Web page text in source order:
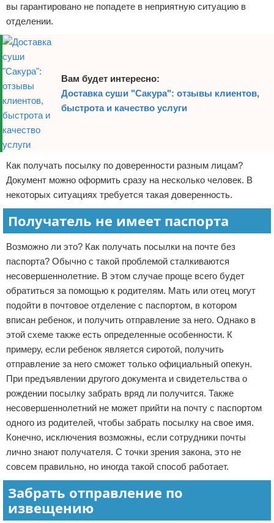
вы гарантировано не попадете в неприятную ситуацию в
отделении.
Вам будет интересно:
Доставка суши "Сакура": отзывы клиентов,
быстрота и качество услуги
Как получать посылку по доверенности разным лицам?
Документ можно оформить сразу на несколько человек. В
некоторых ситуациях требуется такая доверенность.
Получатель не имеет паспорта
Возможно ли это? Как получать посылки на почте без
паспорта? Обычно с такой проблемой сталкиваются
несовершеннолетние. В этом случае проще всего будет
обратиться за помощью к родителям. Мать или отец могут
подойти в почтовое отделение с паспортом, в котором
вписан ребенок, и получить отправление за него. Однако в
этой схеме также есть определенные особенности. К
примеру, если ребенок является сиротой, получить
отправление за него сможет только официальный опекун.
При предъявлении другого документа и свидетельства о
рождении посылку забрать вряд ли получится. Также
несовершеннолетний не может прийти на почту с паспортом
одного из родителей, чтобы забрать посылку на свое имя.
Конечно, исключения возможны, если сотрудники почты
лично знают получателя. С точки зрения закона, это не
совсем правильно, но иногда такой способ работает.
Забрать отправление по
извещению